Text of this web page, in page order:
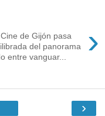
›
de Gijón pasa
del panorama
entre vanguar...
›